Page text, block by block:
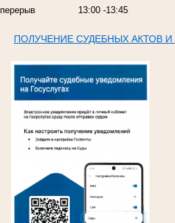
перерыв 13:00 -13:45
ПОЛУЧЕНИЕ СУДЕБНЫХ АКТОВ